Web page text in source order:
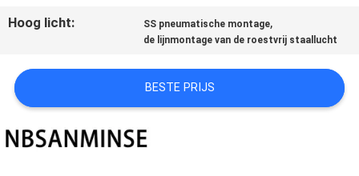
SITEMAP
PRIVACYBELEID
Hoog licht: SS pneumatische montage,
de lijnmontage van de roestvrij staallucht
BESTE PRIJS